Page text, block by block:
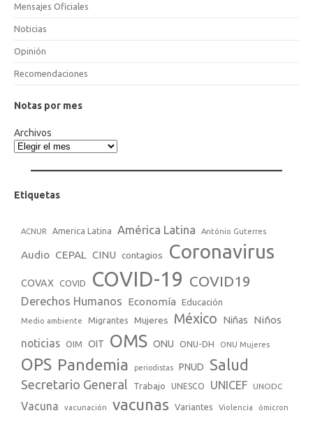
Mensajes Oficiales
Noticias
Opinión
Recomendaciones
Notas por mes
Archivos
Etiquetas
ACNUR America Latina América Latina António Guterres
Audio CEPAL CINU contagios Coronavirus
COVAX COVID COVID-19 COVID19
Derechos Humanos Economía Educación
Medio ambiente Migrantes Mujeres México Niñas Niños
noticias OIM OIT OMS ONU ONU-DH ONU Mujeres
OPS Pandemia periodistas PNUD Salud
Secretario General Trabajo UNESCO UNICEF UNODC
Vacuna vacunación vacunas Variantes Violencia ómicron